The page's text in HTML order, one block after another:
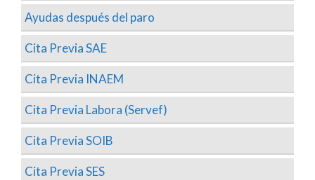
Ayudas después del paro
Cita Previa SAE
Cita Previa INAEM
Cita Previa Labora (Servef)
Cita Previa SOIB
Cita Previa SES